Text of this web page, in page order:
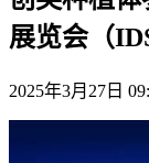
展览会（
2025年3月27日